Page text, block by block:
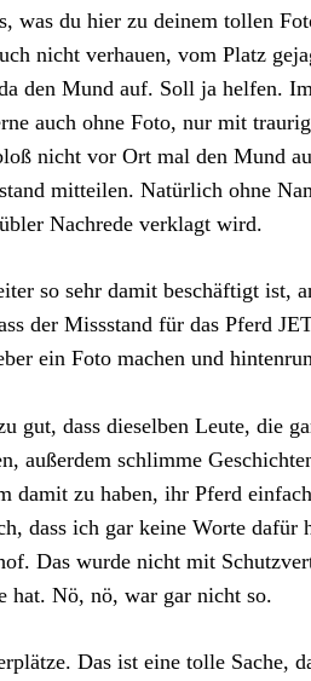
was du hier zu deinem tollen
nicht verhauen, vom Platz
den Mund auf. Soll ja helfen.
auch ohne Foto, nur mit
nicht vor Ort mal den Mund
mitteilen. Natürlich ohne
Nachrede verklagt wird.
so sehr damit beschäftigt ist,
der Missstand für das Pferd
ein Foto machen und
gut, dass dieselben Leute, die
außerdem schlimme
damit zu haben, ihr Pferd
dass ich gar keine Worte dafür
Das wurde nicht mit
hat. Nö, nö, war gar nicht so.
Das ist eine tolle Sache,